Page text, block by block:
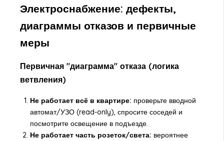
Электроснабжение: дефекты,
диаграммы отказов и первичные
меры
Первичная "диаграмма" отказа (логика
ветвления)
Не работает всё в квартире: проверьте вводной
автомат/УЗО (read-only), спросите соседей и
посмотрите освещение в подъезде.
Не работает часть розеток/света: вероятнее